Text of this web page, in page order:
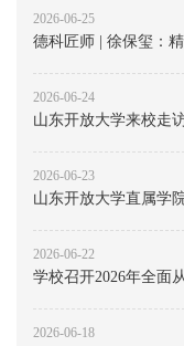
2026-06-25
德科匠师 | 徐保玺：
2026-06-24
山东开放大学来校走
2026-06-23
山东开放大学直属学
2026-06-22
学校召开2026年全面
2026-06-18